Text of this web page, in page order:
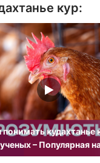
кур:
кудахтанье
– Популярная